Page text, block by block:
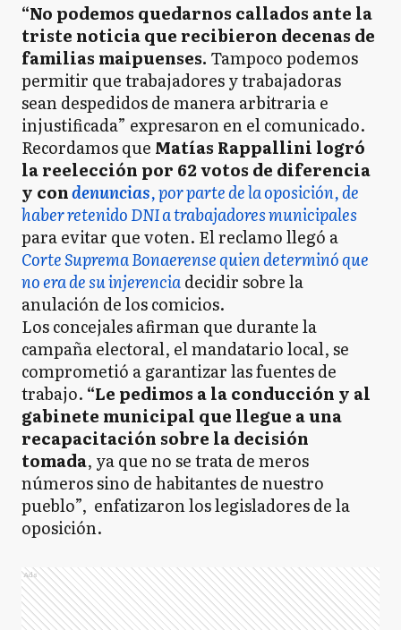
“No podemos quedarnos callados ante la
triste noticia que recibieron decenas de
familias maipuenses. Tampoco podemos
permitir que trabajadores y trabajadoras
sean despedidos de manera arbitraria e
injustificada” expresaron en el comunicado.
Recordamos que Matías Rappallini logró
la reelección por 62 votos de diferencia
y condenuncias, por parte de la oposición, de
haber retenido DNI a trabajadores municipales
para evitar que voten. El reclamo llegó a
Corte Suprema Bonaerense quien determinó que
no era de su injerenciadecidir sobre la
anulación de los comicios.
Los concejales afirman que durante la
campaña electoral, el mandatario local, se
comprometió a garantizar las fuentes de
trabajo. “Le pedimos a la conducción y al
gabinete municipal que llegue a una
recapacitación sobre la decisión
tomada, ya que no se trata de meros
números sino de habitantes de nuestro
pueblo”, enfatizaron los legisladores de la
oposición.
Ads